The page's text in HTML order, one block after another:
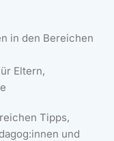
in den Bereichen
Eltern,
Tipps,
und